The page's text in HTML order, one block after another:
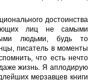
достоинства
лиц не самыми
людьми, будь то
писатель в моменты
что есть нечто
жизнь. Я аплодирую
мерзавцев книги